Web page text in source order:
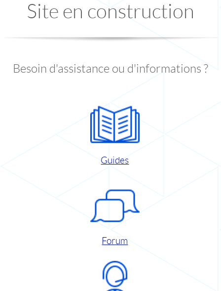
Site en construction
Besoin d'assistance ou d'informations ?
Guides
Forum